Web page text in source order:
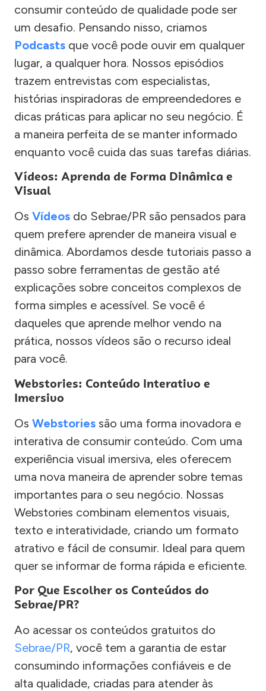
consumir conteúdo de qualidade pode ser
um desafio. Pensando nisso, criamos
Podcasts que você pode ouvir em qualquer
lugar, a qualquer hora. Nossos episódios
trazem entrevistas com especialistas,
histórias inspiradoras de empreendedores e
dicas práticas para aplicar no seu negócio. É
a maneira perfeita de se manter informado
enquanto você cuida das suas tarefas diárias.
Vídeos: Aprenda de Forma Dinâmica e
Visual
Os Vídeos do Sebrae/PR são pensados para
quem prefere aprender de maneira visual e
dinâmica. Abordamos desde tutoriais passo a
passo sobre ferramentas de gestão até
explicações sobre conceitos complexos de
forma simples e acessível. Se você é
daqueles que aprende melhor vendo na
prática, nossos vídeos são o recurso ideal
para você.
Webstories: Conteúdo Interativo e
Imersivo
Os Webstories são uma forma inovadora e
interativa de consumir conteúdo. Com uma
experiência visual imersiva, eles oferecem
uma nova maneira de aprender sobre temas
importantes para o seu negócio. Nossas
Webstories combinam elementos visuais,
texto e interatividade, criando um formato
atrativo e fácil de consumir. Ideal para quem
quer se informar de forma rápida e eficiente.
Por Que Escolher os Conteúdos do
Sebrae/PR?
Ao acessar os conteúdos gratuitos do
Sebrae/PR, você tem a garantia de estar
consumindo informações confiáveis e de
alta qualidade, criadas para atender às